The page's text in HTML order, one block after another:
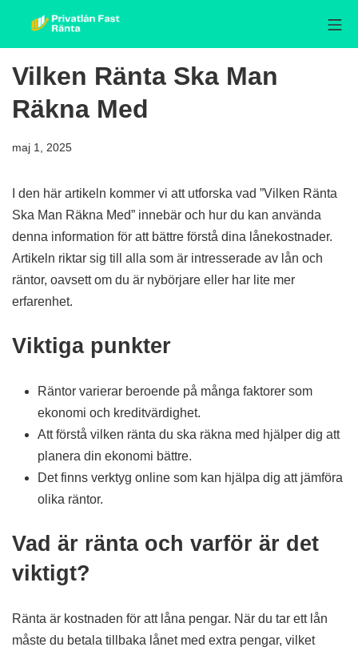
Privatlån fast ränta
Vilken Ränta Ska Man
Räkna Med
maj 1, 2025
I den här artikeln kommer vi att utforska vad ”Vilken Ränta
Ska Man Räkna Med” innebär och hur du kan använda
denna information för att bättre förstå dina lånekostnader.
Artikeln riktar sig till alla som är intresserade av lån och
räntor, oavsett om du är nybörjare eller har lite mer
erfarenhet.
Viktiga punkter
Räntor varierar beroende på många faktorer som
ekonomi och kreditvärdighet.
Att förstå vilken ränta du ska räkna med hjälper dig att
planera din ekonomi bättre.
Det finns verktyg online som kan hjälpa dig att jämföra
olika räntor.
Vad är ränta och varför är det
viktigt?
Ränta är kostnaden för att låna pengar. När du tar ett lån
måste du betala tillbaka lånet med extra pengar, vilket